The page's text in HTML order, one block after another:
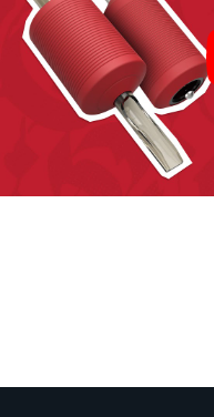
Eske med 20
engangstuber